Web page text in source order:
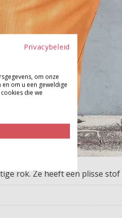
rok. Ze heeft een plisse
Privacybeleid
om onze
om u een geweldige
die we